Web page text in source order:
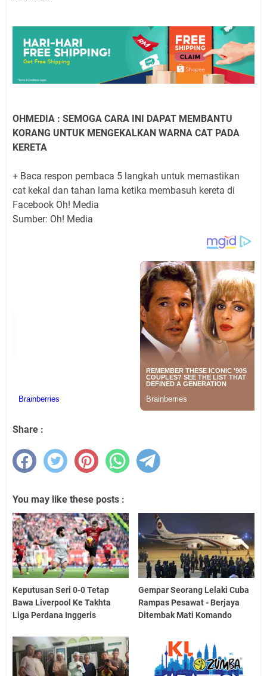
OHMEDIA : SEMOGA CARA INI DAPAT MEMBANTU
KORANG UNTUK MENGEKALKAN WARNA CAT PADA
KERETA
+ Baca respon pembaca 5 langkah untuk memastikan
cat kekal dan tahan lama ketika membasuh kereta di
Facebook Oh! Media
Sumber: Oh! Media
Share :
You may like these posts :
Keputusan Seri 0-0 Tetap
Bawa Liverpool Ke Takhta
Liga Perdana Inggeris
Gempar Seorang Lelaki Cuba
Rampas Pesawat - Berjaya
Ditembak Mati Komando